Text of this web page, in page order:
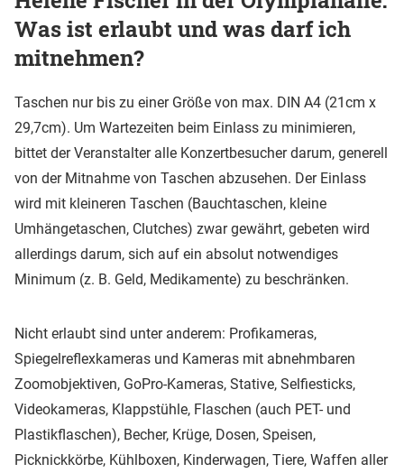
Was ist erlaubt und was darf ich
mitnehmen?
Taschen nur bis zu einer Größe von max. DIN A4 (21cm x
29,7cm). Um Wartezeiten beim Einlass zu minimieren,
bittet der Veranstalter alle Konzertbesucher darum, generell
von der Mitnahme von Taschen abzusehen. Der Einlass
wird mit kleineren Taschen (Bauchtaschen, kleine
Umhängetaschen, Clutches) zwar gewährt, gebeten wird
allerdings darum, sich auf ein absolut notwendiges
Minimum (z. B. Geld, Medikamente) zu beschränken.
Nicht erlaubt sind unter anderem: Profikameras,
Spiegelreflexkameras und Kameras mit abnehmbaren
Zoomobjektiven, GoPro-Kameras, Stative, Selfiesticks,
Videokameras, Klappstühle, Flaschen (auch PET- und
Plastikflaschen), Becher, Krüge, Dosen, Speisen,
Picknickkörbe, Kühlboxen, Kinderwagen, Tiere, Waffen aller